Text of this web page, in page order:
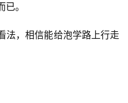
。
法，相信能给泡学路上行走